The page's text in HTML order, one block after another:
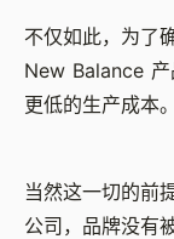
不仅如此，为了
New Balance 产
更低的生产成本。
当然这一切的前
公司，品牌没有